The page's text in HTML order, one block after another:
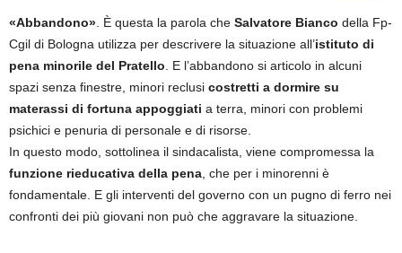
«Abbandono». È questa la parola che Salvatore Bianco della Fp-
Cgil di Bologna utilizza per descrivere la situazione all’istituto di
pena minorile del Pratello. E l’abbandono si articolo in alcuni
spazi senza finestre, minori reclusi costretti a dormire su
materassi di fortuna appoggiati a terra, minori con problemi
psichici e penuria di personale e di risorse.
In questo modo, sottolinea il sindacalista, viene compromessa la
funzione rieducativa della pena, che per i minorenni è
fondamentale. E gli interventi del governo con un pugno di ferro nei
confronti dei più giovani non può che aggravare la situazione.